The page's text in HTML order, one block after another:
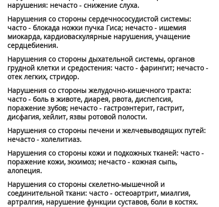
нарушения: нечасто - сни­жение слуха.
Нарушения со стороны сердечно­сосудистой системы:
часто - блокада ножки пучка Гиса; нечасто - ишемия
миокарда, кардиоваскулярные наруше­ния, учащение
сердцебиения.
Нарушения со стороны дыхательной си­стемы, органов
грудной клетки и средо­стения: часто - фарингит; нечасто -
отек легких, стридор.
Нарушения со стороны желудочно-кишечного тракта:
часто - боль в живо­те, диарея, рвота, диспепсия,
поражение зубов; нечасто - гастроэнтерит, гастрит,
дисфагия, хейлит, язвы ротовой полости.
Нарушения со стороны печени и желче­выводящих путей:
нечасто - холелитиаз.
Нарушения со стороны кожи и подкож­ных тканей: часто -
поражение кожи, экхимоз; нечасто - кожная сыпь,
алопеция.
Нарушения со стороны скелетно-мышечной и
соединительной ткани: ча­сто - остеоартрит, миалгия,
артралгия, нарушение функции суставов, боли в ко­стях.